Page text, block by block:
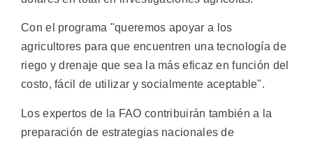
Con el programa "queremos apoyar a los
agricultores para que encuentren una tecnología de
riego y drenaje que sea la más eficaz en función del
costo, fácil de utilizar y socialmente aceptable".
Los expertos de la FAO contribuirán también a la
preparación de estrategias nacionales de